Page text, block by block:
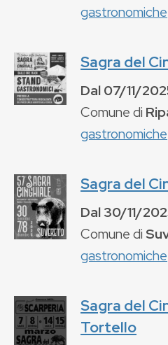
gastronomiche
Sagra del
Dal07/11/
Comune di
gastronomiche
Sagra del
Dal30/11/
Comune di
gastronomiche
Sagra del
Tortello